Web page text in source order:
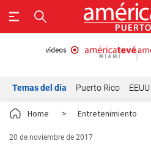
Temas del día Puerto Rico EEUU
Home > Entretenimiento
20 de noviembre de 2017